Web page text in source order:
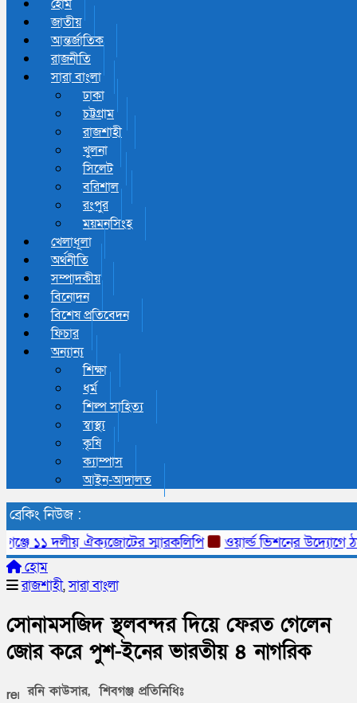
হোম
জাতীয়
আন্তর্জাতিক
রাজনীতি
সারা বাংলা
ঢাকা
চট্টগ্রাম
রাজশাহী
খুলনা
সিলেট
বরিশাল
রংপুর
ময়মনসিংহ
খেলাধূলা
অর্থনীতি
সম্পাদকীয়
বিনোদন
বিশেষ প্রতিবেদন
ফিচার
অন্যান্য
শিক্ষা
ধর্ম
শিল্প সাহিত্য
স্বাস্থ্য
কৃষি
ক্যাম্পাস
আইন-আদালত
ব্রেকিং নিউজ :
১১ দলীয় ঐক্যজোটের স্মারকলিপি
ওয়ার্ল্ড ভিশনের উদ্যোগে
হোম
রাজশাহী,সারা বাংলা
সোনামসজিদ স্থলবন্দর দিয়ে ফেরত গেলেন
জোর করে পুশ-ইনের ভারতীয় ৪ নাগরিক
রনি কাউসার, শিবগঞ্জ প্রতিনিধিঃ